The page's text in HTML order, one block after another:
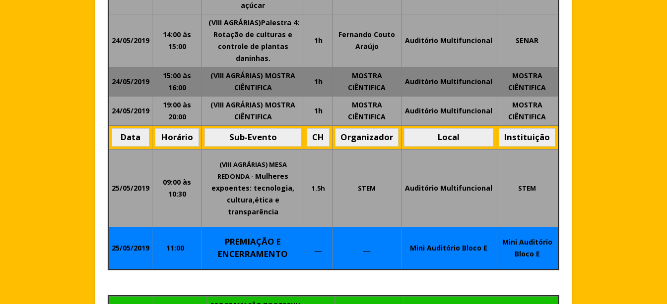
açúcar
24/05/2019
14:00 às
15:00
(VIII AGRÁRIAS)Palestra 4:
Rotação de culturas e
controle de plantas
daninhas.
1h
Fernando Couto
Araújo
Auditório Multifuncional SENAR
24/05/2019
15:00 às
16:00
(VIII AGRÁRIAS) MOSTRA
CIÊNTIFICA
1h
MOSTRA
CIÊNTIFICA
Auditório Multifuncional
MOSTRA
CIÊNTIFICA
24/05/2019
19:00 às
20:00
(VIII AGRÁRIAS) MOSTRA
CIÊNTIFICA
1h
MOSTRA
CIÊNTIFICA
Auditório Multifuncional
MOSTRA
CIÊNTIFICA
Data Horário Sub-Evento CH Organizador Local Instituição
25/05/2019
09:00 às
10:30
(VIII AGRÁRIAS) MESA
REDONDA - Mulheres
expoentes: tecnologia,
cultura,ética e
transparência
1.5h STEM Auditório Multifuncional STEM
25/05/2019 11:00
PREMIAÇÃO E
ENCERRAMENTO
Mini Auditório Bloco E
Mini Auditório
Bloco E